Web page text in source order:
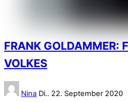
FRANK GOLDAMMER:
VOLKES
Nina Di.. 22. September 2020